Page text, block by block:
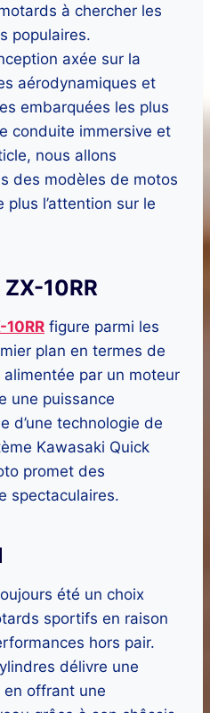
à chercher les
populaires.
axée sur la
aérodynamiques et
embarquées les plus
conduite immersive et
nous allons
des modèles de motos
l’attention sur le
10RR
figure parmi les
plan en termes de
par un moteur
une puissance
d’une technologie de
Kawasaki Quick
promet des
spectaculaires.
été un choix
sportifs en raison
hors pair.
délivre une
offrant une